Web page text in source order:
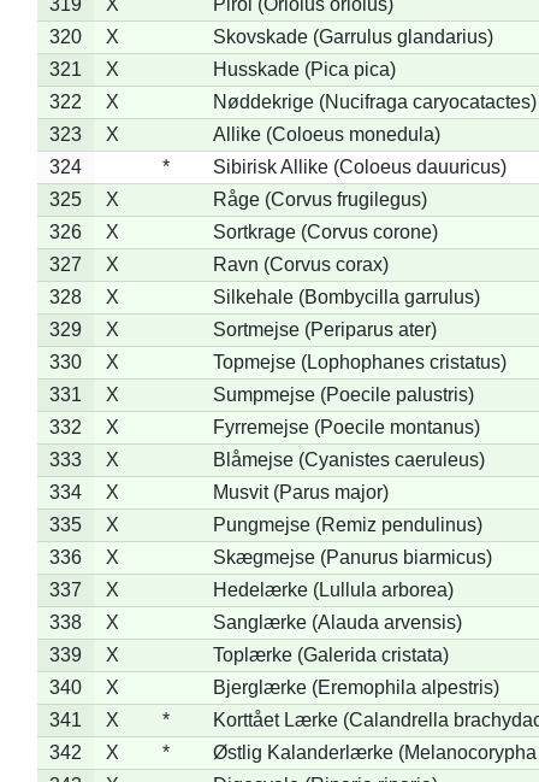
320
X
Skovskade (Garrulus glandarius)
321
X
Husskade (Pica pica)
322
X
Nøddekrige (Nucifraga caryocatactes)
323
X
Allike (Coloeus monedula)
324
*
Sibirisk Allike (Coloeus dauuricus)
325
X
Råge (Corvus frugilegus)
326
X
Sortkrage (Corvus corone)
327
X
Ravn (Corvus corax)
328
X
Silkehale (Bombycilla garrulus)
329
X
Sortmejse (Periparus ater)
330
X
Topmejse (Lophophanes cristatus)
331
X
Sumpmejse (Poecile palustris)
332
X
Fyrremejse (Poecile montanus)
333
X
Blåmejse (Cyanistes caeruleus)
334
X
Musvit (Parus major)
335
X
Pungmejse (Remiz pendulinus)
336
X
Skægmejse (Panurus biarmicus)
337
X
Hedelærke (Lullula arborea)
338
X
Sanglærke (Alauda arvensis)
339
X
Toplærke (Galerida cristata)
340
X
Bjerglærke (Eremophila alpestris)
341
X *
Korttået Lærke (Calandrella
342
X *
Østlig Kalanderlærke (Melanocorypha